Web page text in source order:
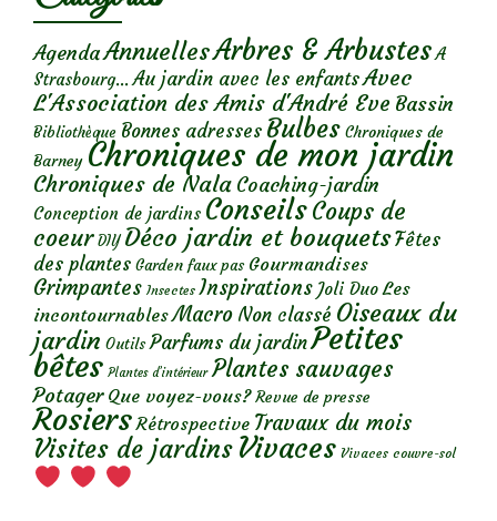
AgendaAnnuellesArbres & Arbustes A
Strasbourg... Au jardin avec les enfantsAvec
L'Association des Amis d'André Eve Bassin
Bibliothèque Bonnes adresses Bulbes Chroniques de
Barney Chroniques de mon jardin
Chroniques de Nala Coaching-jardin
Conception de jardins ConseilsCoups de
coeur DIY Déco jardin et bouquetsFêtes
des plantes Garden faux pas Gourmandises
Grimpantes Insectes Inspirations Joli Duo Les
incontournables Macro Non classé Oiseaux du
jardin Outils Parfums du jardinPetites
bêtes Plantes d’intérieur Plantes sauvages
Potager Que voyez-vous? Revue de presse
Rosiers Rétrospective Travaux du mois
Visites de jardins Vivaces Vivaces couvre-sol